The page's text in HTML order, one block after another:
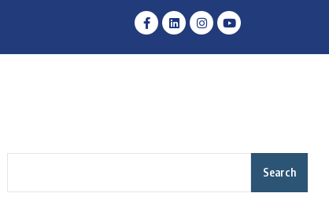
Search